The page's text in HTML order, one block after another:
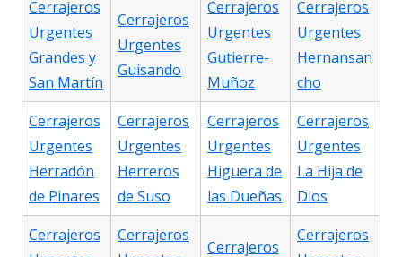
Cerrajeros
Urgentes
Grandes y
San Martín
Cerrajeros
Urgentes
Guisando
Cerrajeros
Urgentes
Gutierre-
Muñoz
Cerrajeros
Urgentes
Hernansan
cho
Cerrajeros
Urgentes
Herradón
de Pinares
Cerrajeros
Urgentes
Herreros
de Suso
Cerrajeros
Urgentes
Higuera de
las Dueñas
Cerrajeros
Urgentes
La Hija de
Dios
Cerrajeros
Cerrajeros
Cerrajeros
Cerrajeros